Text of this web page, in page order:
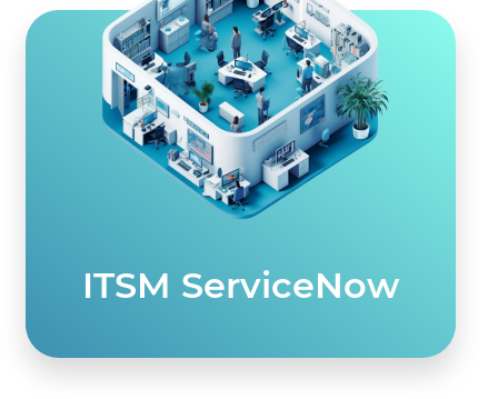
ITSM ServiceNow